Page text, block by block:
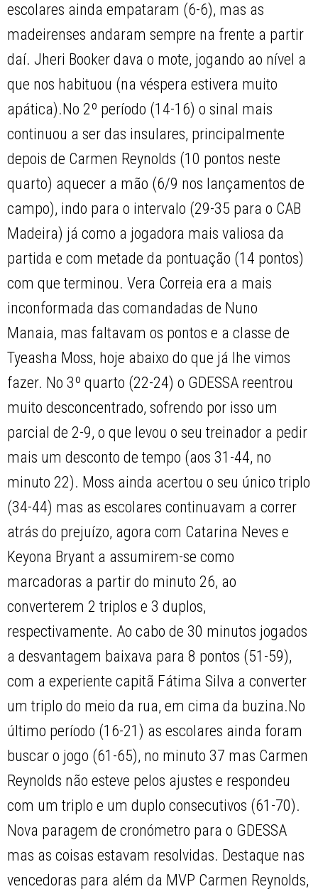
escolares ainda empataram (6-6), mas as
madeirenses andaram sempre na frente a partir
daí. Jheri Booker dava o mote, jogando ao nível a
que nos habituou (na véspera estivera muito
apática).No 2º período (14-16) o sinal mais
continuou a ser das insulares, principalmente
depois de Carmen Reynolds (10 pontos neste
quarto) aquecer a mão (6/9 nos lançamentos de
campo), indo para o intervalo (29-35 para o CAB
Madeira) já como a jogadora mais valiosa da
partida e com metade da pontuação (14 pontos)
com que terminou. Vera Correia era a mais
inconformada das comandadas de Nuno
Manaia, mas faltavam os pontos e a classe de
Tyeasha Moss, hoje abaixo do que já lhe vimos
fazer. No 3º quarto (22-24) o GDESSA reentrou
muito desconcentrado, sofrendo por isso um
parcial de 2-9, o que levou o seu treinador a pedir
mais um desconto de tempo (aos 31-44, no
minuto 22). Moss ainda acertou o seu único triplo
(34-44) mas as escolares continuavam a correr
atrás do prejuízo, agora com Catarina Neves e
Keyona Bryant a assumirem-se como
marcadoras a partir do minuto 26, ao
converterem 2 triplos e 3 duplos,
respectivamente. Ao cabo de 30 minutos jogados
a desvantagem baixava para 8 pontos (51-59),
com a experiente capitã Fátima Silva a converter
um triplo do meio da rua, em cima da buzina.No
último período (16-21) as escolares ainda foram
buscar o jogo (61-65), no minuto 37 mas Carmen
Reynolds não esteve pelos ajustes e respondeu
com um triplo e um duplo consecutivos (61-70).
Nova paragem de cronómetro para o GDESSA
mas as coisas estavam resolvidas. Destaque nas
vencedoras para além da MVP Carmen Reynolds,